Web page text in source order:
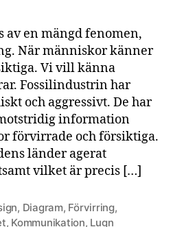
en mängd fenomen,
När människor känner
Vi vill känna
Fossilindustrin har
och aggressivt. De har
information
förvirrade och försiktiga.
länder agerat
vilket är precis […]
, Diagram, Förvirring,
, Kommunikation, Lugn